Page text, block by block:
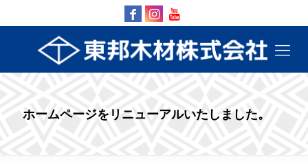
ホームページをリニューアルいたしました。